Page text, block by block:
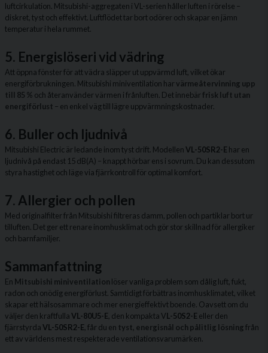
luftcirkulation. Mitsubishi-aggregaten i VL-serien håller luften i rörelse –
diskret, tyst och effektivt. Luftflödet tar bort odörer och skapar en jämn
temperatur i hela rummet.
5. Energislöseri vid vädring
Att öppna fönster för att vädra släpper ut uppvärmd luft, vilket ökar
energiförbrukningen. Mitsubishi miniventilation har värmeåtervinning upp
till 85 % och återanvänder värmen i frånluften. Det innebärfrisk luft utan
energiförlust – en enkel väg till lägre uppvärmningskostnader.
6. Buller och ljudnivå
Mitsubishi Electric är ledande inom tyst drift. ModellenVL-50SR2-Ehar en
ljudnivå på endast 15 dB(A) – knappt hörbar ens i sovrum. Du kan dessutom
styra hastighet och läge via fjärrkontroll för optimal komfort.
7. Allergier och pollen
Med originalfilter från Mitsubishi filtreras damm, pollen och partiklar bort ur
tilluften. Det ger ett renare inomhusklimat och gör stor skillnad för allergiker
och barnfamiljer.
Sammanfattning
En Mitsubishi miniventilation löser vanliga problem som dålig luft, fukt,
radon och onödig energiförlust. Samtidigt förbättras inomhusklimatet, vilket
skapar ett hälsosammare och mer energieffektivt boende. Oavsett om du
väljer den kraftfullaVL-80U5-E , den kompaktaVL-50S2-Eeller den
fjärrstyrdaVL-50SR2-E , får du en tyst, energisnål och pålitlig lösningfrån
ett av världens mest respekterade ventilationsvarumärken.